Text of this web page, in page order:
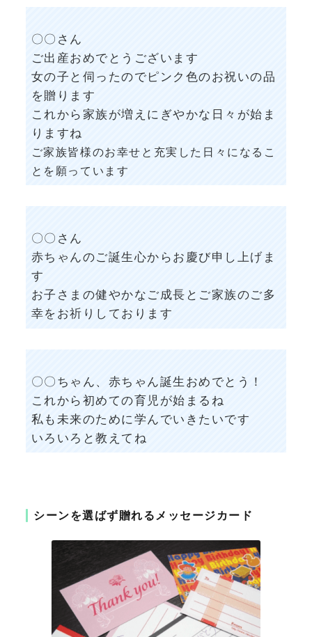
〇〇さん
ご出産おめでとうございます
女の子と伺ったのでピンク色のお祝いの品
を贈ります
これから家族が増えにぎやかな日々が始ま
りますね
ご家族皆様のお幸せと 充実した日々になるこ
とを願っています
〇〇さん
赤ちゃんのご誕生心からお慶び申し上げま
す
お子さまの健やかなご成長とご家族のご多
幸をお祈りしております
〇〇ちゃん、赤ちゃん誕生おめでとう！
これから初めての育児が始まるね
私も未来のために学んでいきたいです
いろいろと教えてね
シーンを選ばず贈れるメッセージカード